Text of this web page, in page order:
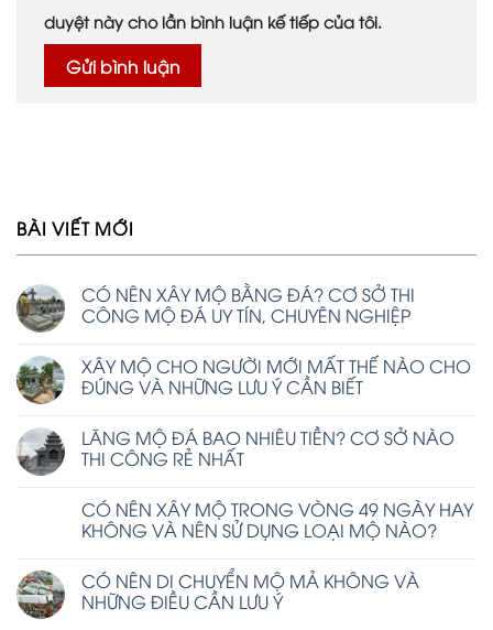
duyệt này cho lần bình luận kế tiếp của tôi.
BÀI VIẾT MỚI
CÓ NÊN XÂY MỘ BẰNG ĐÁ? CƠ SỞ THI
CÔNG MỘ ĐÁ UY TÍN, CHUYÊN NGHIỆP
XÂY MỘ CHO NGƯỜI MỚI MẤT THẾ NÀO CHO
ĐÚNG VÀ NHỮNG LƯU Ý CẦN BIẾT
LĂNG MỘ ĐÁ BAO NHIÊU TIỀN? CƠ SỞ NÀO
THI CÔNG RẺ NHẤT
CÓ NÊN XÂY MỘ TRONG VÒNG 49 NGÀY HAY
KHÔNG VÀ NÊN SỬ DỤNG LOẠI MỘ NÀO?
CÓ NÊN DI CHUYỂN MỘ MẢ KHÔNG VÀ
NHỮNG ĐIỀU CẦN LƯU Ý